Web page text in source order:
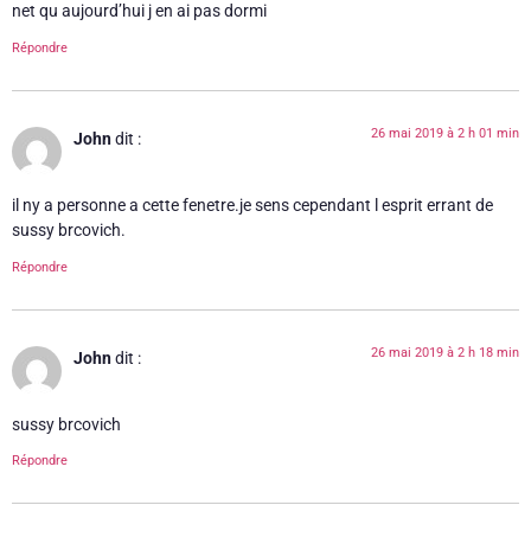
net qu aujourd’hui j en ai pas dormi
Répondre
Johndit : 26 mai 2019 à 2 h 01 min
il ny a personne a cette fenetre.je sens cependant l esprit errant de
sussy brcovich.
Répondre
Johndit : 26 mai 2019 à 2 h 18 min
sussy brcovich
Répondre